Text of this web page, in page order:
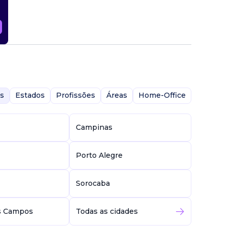
Estados Profissões Áreas Home-Office
Campinas
Porto Alegre
Sorocaba
Campos Todas as cidades